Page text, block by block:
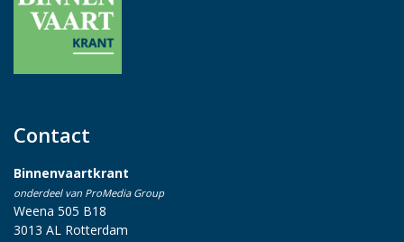
Contact
Binnenvaartkrant
onderdeel van ProMedia Group
Weena 505 B18
3013 AL Rotterdam